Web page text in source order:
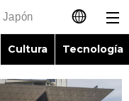
日本語
English
Cultura Tecnología